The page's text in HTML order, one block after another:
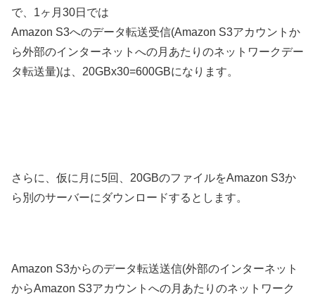
で、1ヶ月30日では
Amazon S3へのデータ転送受信(Amazon S3アカウントか
ら外部のインターネットへの月あたりのネットワークデー
タ転送量)は、20GBx30=600GBになります。
さらに、仮に月に5回、20GBのファイルをAmazon S3か
ら別のサーバーにダウンロードするとします。
Amazon S3からのデータ転送送信(外部のインターネット
からAmazon S3アカウントへの月あたりのネットワーク